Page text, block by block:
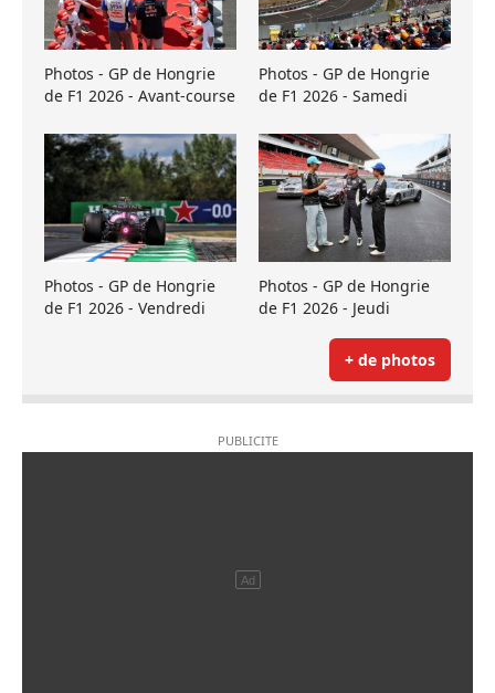
Photos - GP de Hongrie
de F1 2026 - Avant-course
Photos - GP de Hongrie
de F1 2026 - Samedi
Photos - GP de Hongrie
de F1 2026 - Vendredi
Photos - GP de Hongrie
de F1 2026 - Jeudi
+ de photos